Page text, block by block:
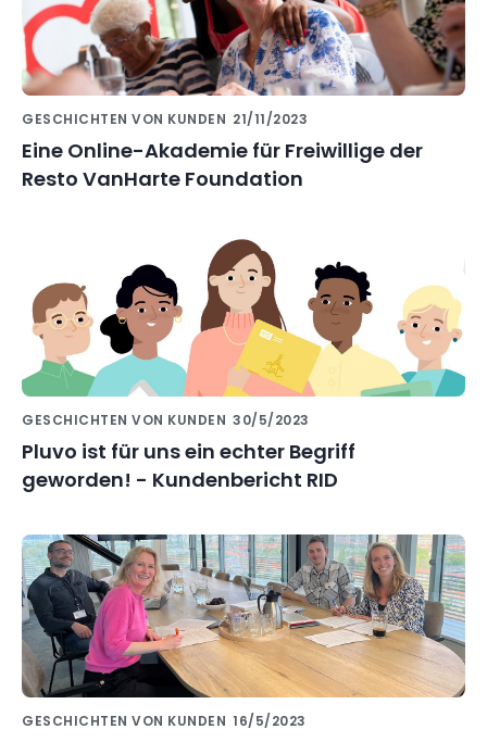
GESCHICHTEN VON KUNDEN 21/11/2023
Eine Online-Akademie für Freiwillige der
Resto VanHarte Foundation
GESCHICHTEN VON KUNDEN 30/5/2023
Pluvo ist für uns ein echter Begriff
geworden! - Kundenbericht RID
GESCHICHTEN VON KUNDEN 16/5/2023